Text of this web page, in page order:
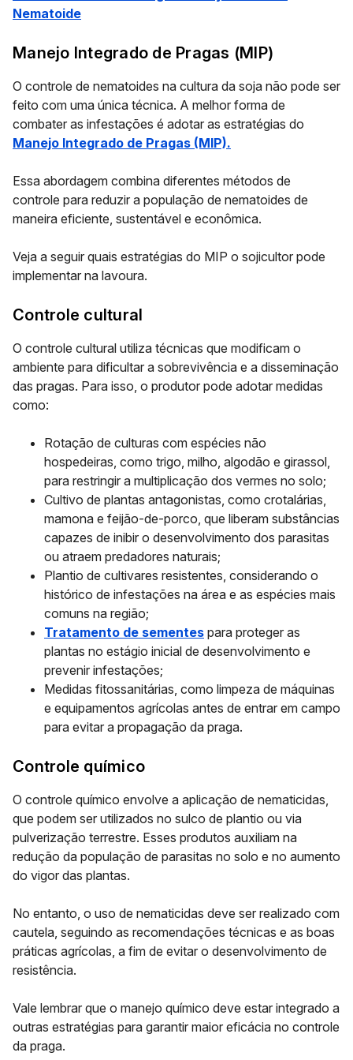
Nematoide
Manejo Integrado de Pragas (MIP)
O controle de nematoides na cultura da soja não pode ser
feito com uma única técnica. A melhor forma de
combater as infestações é adotar as estratégias do
Manejo Integrado de Pragas (MIP).
Essa abordagem combina diferentes métodos de
controle para reduzir a população de nematoides de
maneira eficiente, sustentável e econômica.
Veja a seguir quais estratégias do MIP o sojicultor pode
implementar na lavoura.
Controle cultural
O controle cultural utiliza técnicas que modificam o
ambiente para dificultar a sobrevivência e a disseminação
das pragas. Para isso, o produtor pode adotar medidas
como:
Rotação de culturas com espécies não
hospedeiras, como trigo, milho, algodão e girassol,
para restringir a multiplicação dos vermes no solo;
Cultivo de plantas antagonistas , como crotalárias,
mamona e feijão-de-porco, que liberam substâncias
capazes de inibir o desenvolvimento dos parasitas
ou atraem predadores naturais;
Plantio de cultivares resistentes , considerando o
histórico de infestações na área e as espécies mais
comuns na região;
Tratamento de sementes para proteger as
plantas no estágio inicial de desenvolvimento e
prevenir infestações;
Medidas fitossanitárias , como limpeza de máquinas
e equipamentos agrícolas antes de entrar em campo
para evitar a propagação da praga.
Controle químico
O controle químico envolve a aplicação de nematicidas
que podem ser utilizados no sulco de plantio ou via
pulverização terrestre. Esses produtos auxiliam na
redução da população de parasitas no solo e no aumento
do vigor das plantas.
No entanto, o uso de nematicidas deve ser realizado com
cautela, seguindo as recomendações técnicas e as boas
práticas agrícolas, a fim de evitar o desenvolvimento de
resistência.
Vale lembrar que o manejo químico deve estar integrado a
outras estratégias para garantir maior eficácia no controle
da praga.